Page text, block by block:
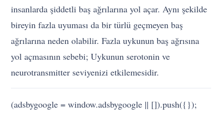
insanlarda şiddetli baş ağrılarına yol açar. Aynı şekilde
bireyin fazla uyuması da bir türlü geçmeyen baş
ağrılarına neden olabilir. Fazla uykunun baş ağrısına
yol açmasının sebebi; Uykunun serotonin ve
neurotransmitter seviyenizi etkilemesidir.
(adsbygoogle = window.adsbygoogle || []).push({});